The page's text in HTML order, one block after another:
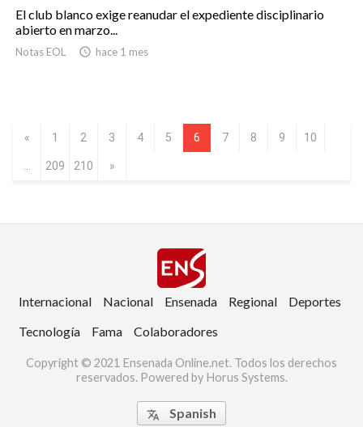
El club blanco exige reanudar el expediente disciplinario
abierto en marzo...
Notas EOL  hace 1 mes
« 1 2 3 4 5 6 7 8 9 10
209 210 »
Internacional Nacional Ensenada Regional
Deportes
Tecnología
Fama Colaboradores
Copyright © 2021 Ensenada Online.net. Todos los derechos
reservados. Powered by Horus Systems.
 Spanish